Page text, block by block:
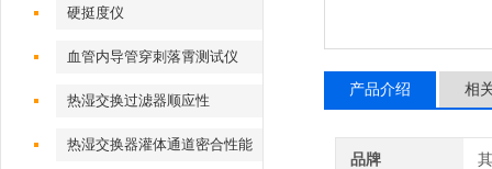
硬挺度仪
血管内导管穿刺落霄测试仪
热湿交换过滤器顺应性
热湿交换器灌体通道密合性能
产品介绍 相
品牌